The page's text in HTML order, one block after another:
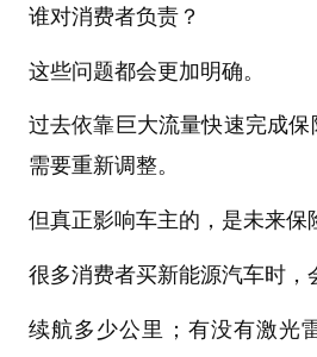
谁对消费者负责？
这些问题都会更加明确。
过去依靠巨大流量快速完成保
需要重新调整。
但真正影响车主的，是未来保
很多消费者买新能源汽车时，
续航多少公里；有没有激光